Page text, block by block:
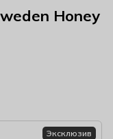
Honey
Эксклюзив